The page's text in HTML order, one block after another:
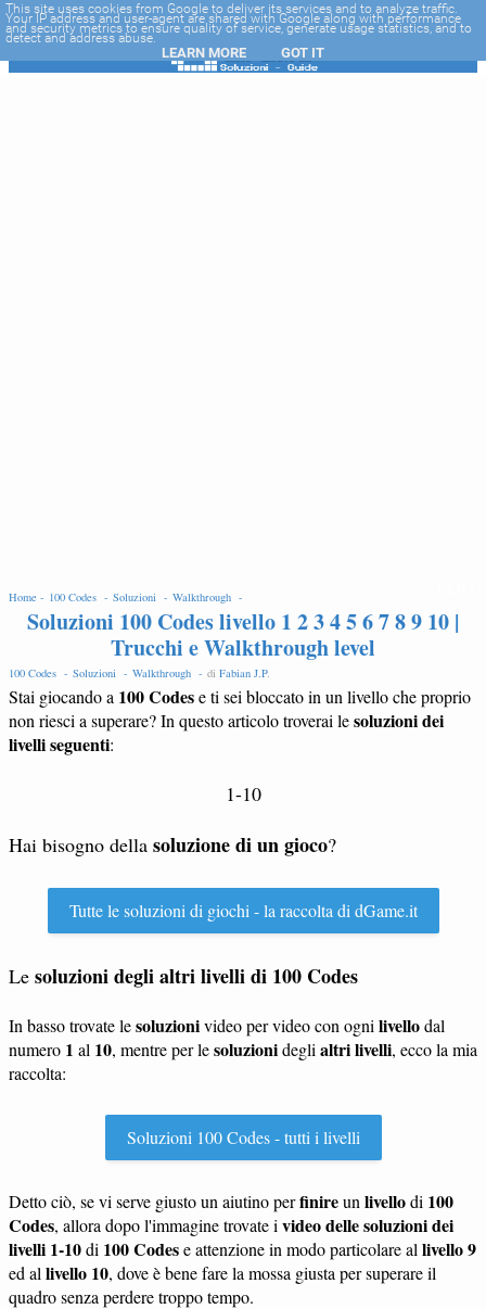
-->
Home - 100 Codes - Soluzioni - Walkthrough -
Soluzioni 100 Codes livello 1 2 3 4 5 6 7 8 9 10 |
Trucchi e Walkthrough level
100 Codes - Soluzioni - Walkthrough - di Fabian J.P.
Stai giocando a 100 Codese ti sei bloccato in un livello che proprio
non riesci a superare? In questo articolo troverai lesoluzioni dei
livelli seguenti:
1-10
Hai bisogno della soluzione di un gioco?
Tutte le soluzioni di giochi - la raccolta di dGame.it
Le soluzioni degli altri livelli di 100 Codes
In basso trovate lesoluzionivideo per video con ogni livellodal
numero 1 al 10, mentre per lesoluzionidegli altri livelli, ecco la mia
raccolta:
Soluzioni 100 Codes - tutti i livelli
Detto ciò, se vi serve giusto un aiutino perfinireun livellodi 100
Codes, allora dopo l'immagine trovate i video delle soluzioni dei
livelli 1-10di 100 Codese attenzione in modo particolare al livello 9
ed al livello 10, dove è bene fare la mossa giusta per superare il
quadro senza perdere troppo tempo.
This site uses cookies from Google to deliver its services and to analyze traffic.
Your IP address and user-agent are shared with Google along with performance
and security metrics to ensure quality of service, generate usage statistics, and to
detect and address abuse.
LEARN MORE GOT IT